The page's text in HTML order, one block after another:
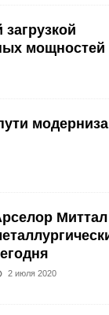
мощностей
2 июля 2020